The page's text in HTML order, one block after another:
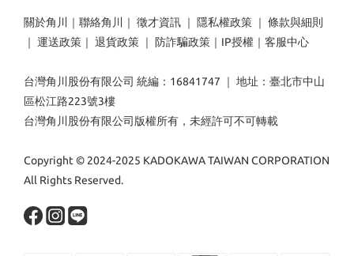
關於角川 ｜ 聯絡角川 ｜ 徵才資訊 ｜ 隱私權政策 ｜ 條款與細則
｜ 運送政策 ｜ 退貨政策 ｜ 防詐騙政策 ｜ IP授權 ｜ 客服中心
台灣角川股份有限公司 統編：16841747 ｜ 地址：臺北市中山
區松江路223號3樓
台灣角川股份有限公司版權所有，未經許可不可轉載
Copyright © 2024-2025 KADOKAWA TAIWAN CORPORATION
All Rights Reserved.